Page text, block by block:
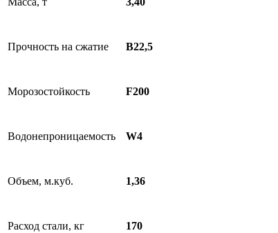
Прочность на сжатие В22,5
Морозостойкость F200
Водонепроницаемость W4
Объем, м.куб. 1,36
Расход стали, кг 170